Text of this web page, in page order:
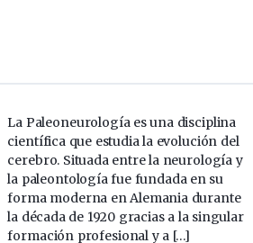
La Paleoneurología es una disciplina
científica que estudia la evolución del
cerebro. Situada entre la neurología y
la paleontología fue fundada en su
forma moderna en Alemania durante
la década de 1920 gracias a la singular
formación profesional y a […]